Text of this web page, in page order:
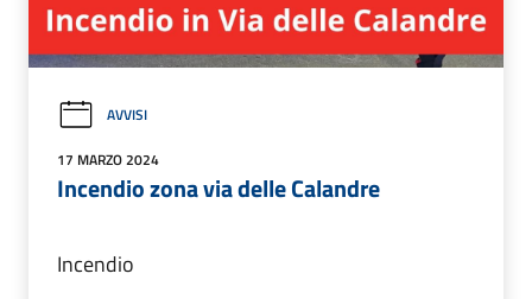
AVVISI
17 MARZO 2024
Incendio zona via delle Calandre
Incendio